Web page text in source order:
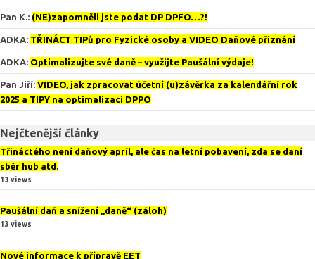
Pan K. : (NE)zapomněli jste podat DP DPFO…?!
ADKA: TŘINÁCT TIPů pro Fyzické osoby a VIDEO Daňové přiznání
ADKA: Optimalizujte své daně – využijte Paušální výdaje!
Pan Jiří: VIDEO, jak zpracovat účetní (u)závěrka za kalendářní rok
2025 a TIPY na optimalizaci DPPO
Nejčtenější články
Třináctého není daňový apríl, ale čas na letní pobavení, zda se daní
sběr hub atd.
13 views
Paušální daň a snížení „daně“ (záloh)
13 views
Nové informace k přípravě EET